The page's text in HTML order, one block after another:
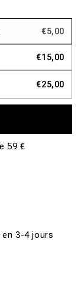
€5,00
€15,00
€25,00
59 €
3-4 jours